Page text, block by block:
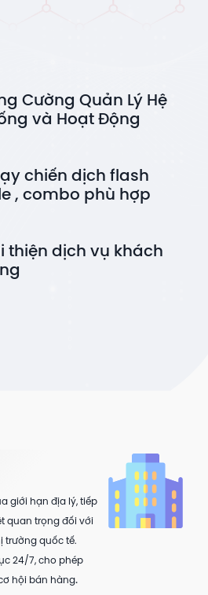
Cường Quản Lý Hệ
và Hoạt Động
chiến dịch flash
, combo phù hợp
thiện dịch vụ khách
giới hạn địa lý, tiếp
quan trọng đối với
trường quốc tế.
24/7, cho phép
hội bán hàng.